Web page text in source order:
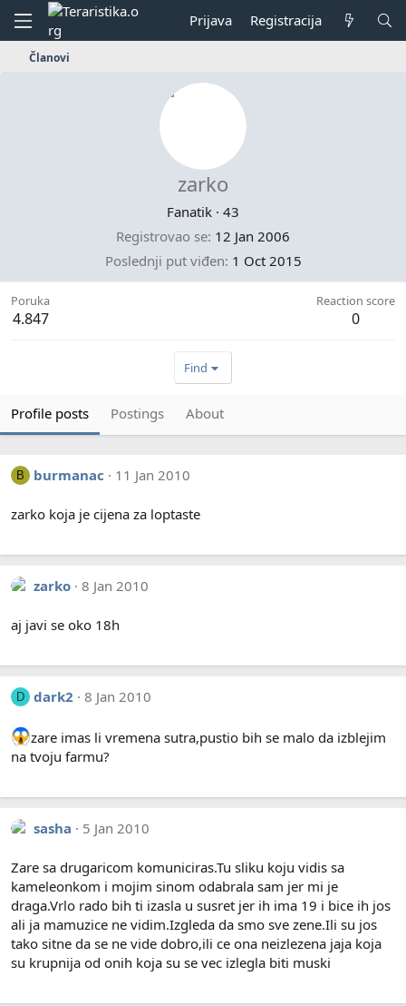
Prijava Registracija
Članovi
zarko
Fanatik · 43
Registrovao se 12 Jan 2006
Poslednji put viđen 1 Oct 2015
Poruka
4.847
Reaction score
0
Find
Profile posts Postings About
B burmanac 11 Jan 2010
zarko koja je cijena za loptaste
zarko 8 Jan 2010
aj javi se oko 18h
D dark2 8 Jan 2010
zare imas li vremena sutra,pustio bih se malo da izblejim
na tvoju farmu?
sasha 5 Jan 2010
Zare sa drugaricom komuniciras.Tu sliku koju vidis sa
kameleonkom i mojim sinom odabrala sam jer mi je
draga.Vrlo rado bih ti izasla u susret jer ih ima 19 i bice ih jos
ali ja mamuzice ne vidim.Izgleda da smo sve zene.Ili su jos
tako sitne da se ne vide dobro,ili ce ona neizlezena jaja koja
su krupnija od onih koja su se vec izlegla biti muski